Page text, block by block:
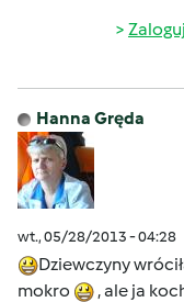
Zaloguj
Hanna Gręda
wt., 05/28/2013 - 04:28
Dziewczyny
mokro
, ale ja